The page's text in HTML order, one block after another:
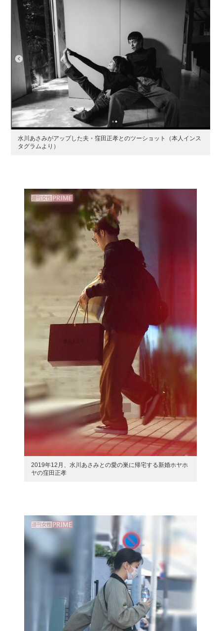
水川あさみがアップした夫・窪田正孝とのツーショット（本人インス
タグラムより）
2019年12月、水川あさみとの愛の巣に帰宅する新婚ホヤホ
ヤの窪田正孝